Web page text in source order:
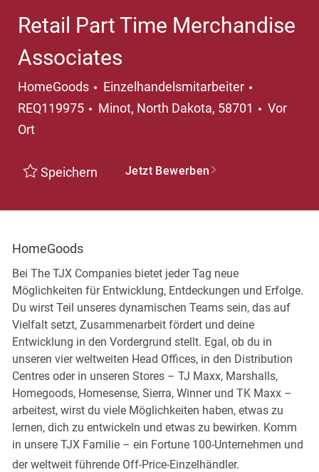
Retail Part Time Merchandise
Associates
HomeGoods Kategorie
Einzelhandelsmitarbeiter
REQ119975
Ort
Minot, North Dakota, 58701
Vor
Ort
Speichern Jetzt Bewerben
HomeGoods
Bei The TJX Companies bietet jeder Tag neue
Möglichkeiten für Entwicklung, Entdeckungen und Erfolge.
Du wirst Teil unseres dynamischen Teams sein, das auf
Vielfalt setzt, Zusammenarbeit fördert und deine
Entwicklung in den Vordergrund stellt. Egal, ob du in
unseren vier weltweiten Head Offices, in den Distribution
Centres oder in unseren Stores – TJ Maxx, Marshalls,
Homegoods, Homesense, Sierra, Winner und TK Maxx –
arbeitest, wirst du viele Möglichkeiten haben, etwas zu
lernen, dich zu entwickeln und etwas zu bewirken. Komm
in unsere TJX Familie – ein Fortune 100-Unternehmen und
der weltweit führende Off-Price-Einzelhändler.